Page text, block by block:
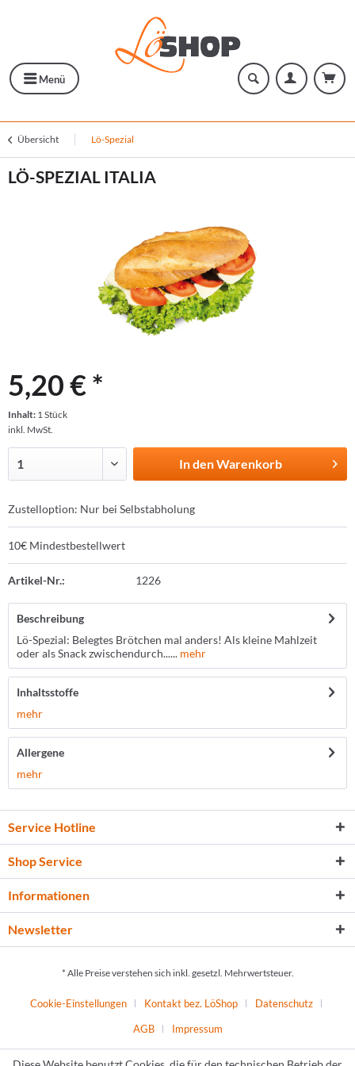
Menü
Übersicht Lö-Spezial
LÖ-SPEZIAL ITALIA
5,20 € *
Inhalt: 1 Stück
inkl. MwSt.
In denWarenkorb
Zustelloption: Nur bei Selbstabholung
10€ Mindestbestellwert
Artikel-Nr.: 1226
Beschreibung
Lö-Spezial: Belegtes Brötchen mal anders! Als kleine Mahlzeit
oder als Snack zwischendurch...... mehr
Inhaltsstoffe
mehr
Allergene
mehr
Service Hotline
Shop Service
Informationen
Newsletter
* Alle Preise verstehen sich inkl. gesetzl. Mehrwertsteuer.
Cookie-Einstellungen Kontakt bez. LöShop
Datenschutz
AGB
Impressum